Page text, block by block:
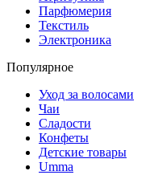
Парфюмерия
Текстиль
Электроника
Популярное
Уход за волосами
Чаи
Сладости
Конфеты
Детские товары
Umma